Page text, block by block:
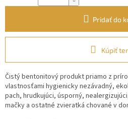
Pridať do
Kúpiť
Čistý bentonitový produkt priamo z
vlastnosťami hygienicky nezávadný,
pach, hrudkujúci, úsporný,
mačky a ostatné zvieratká chované v